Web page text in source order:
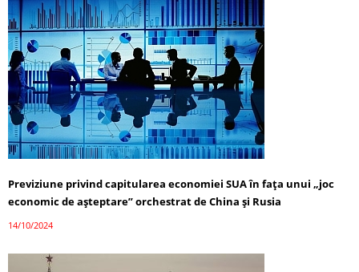
Previziune privind capitularea economiei SUA în fața unui „joc
economic de așteptare” orchestrat de China și Rusia
14/10/2024